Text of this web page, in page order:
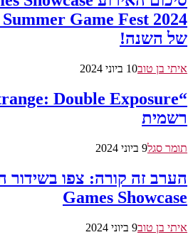
של השנה!
איתי בן טוב10 ביוני 2024
רשמית
תומר סגל9 ביוני 2024
Games Showcase
איתי בן טוב9 ביוני 2024